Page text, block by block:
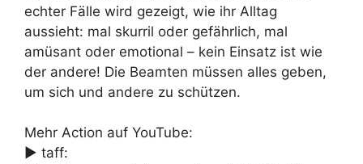
echter Fälle wird gezeigt, wie ihr Alltag
aussieht: mal skurril oder gefährlich, mal
amüsant oder emotional – kein Einsatz ist wie
der andere! Die Beamten müssen alles geben,
um sich und andere zu schützen.
Mehr Action auf YouTube:
► taff: